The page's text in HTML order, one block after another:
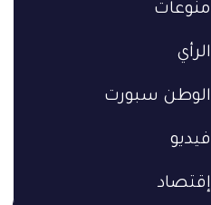
منوعات
الرأي
الوطن سبورت
فيديو
إقتصاد